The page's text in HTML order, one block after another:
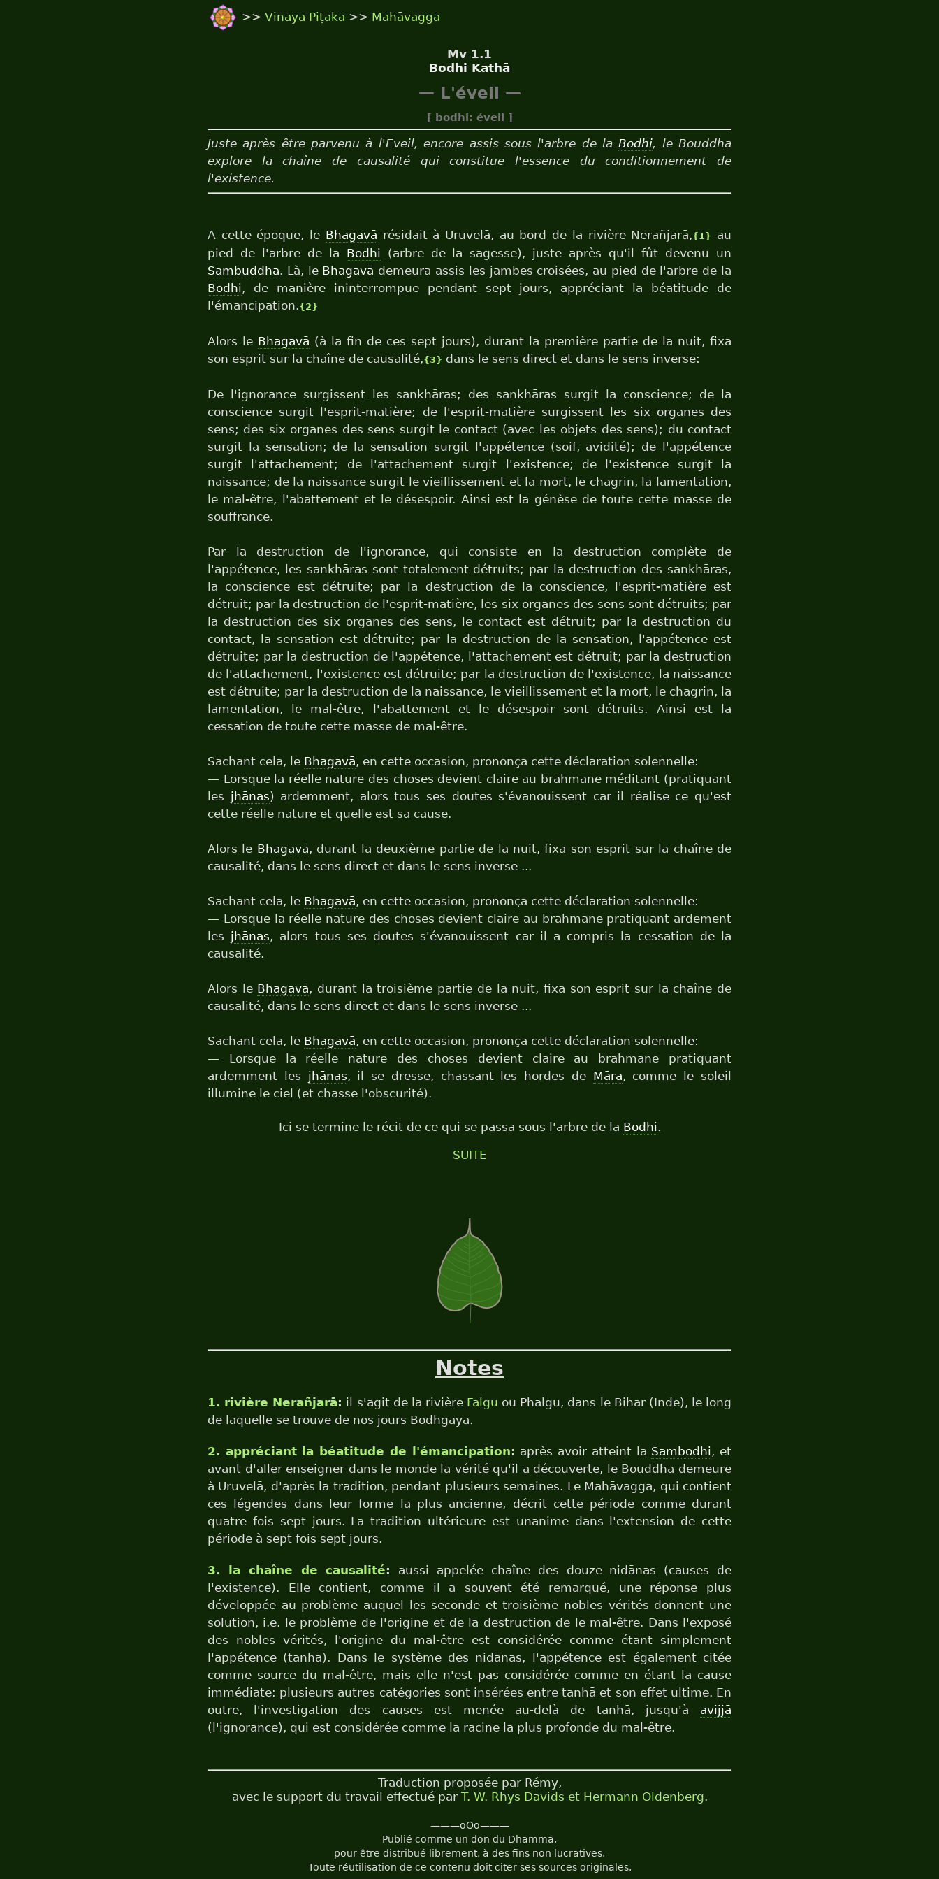
>> Vinaya Piṭaka >> Mahāvagga
Mv 1.1
Bodhi Kathā
— L'éveil —
[ bodhi: éveil ]
Juste après être parvenu à l'Eveil, encore assis sous l'arbre de laBodhi, le Bouddha
explore la chaîne de causalité qui constitue l'essence du conditionnement de
l'existence.
A cette époque, le Bhagavā résidait à Uruvelā, au bord de la rivière Nerañjarā,{1}
au
pied de l'arbre de la Bodhi (arbre de la sagesse), juste après qu'il fût devenu un
Sambuddha. Là, le Bhagavā demeura assis les jambes croisées, au pied de l'arbre de la
Bodhi, de manière ininterrompue pendant sept jours, appréciant la béatitude de
l'émancipation.{2}
Alors le Bhagavā (à la fin de ces sept jours), durant la première partie de la nuit, fixa
son esprit sur la chaîne de causalité,{3} dans le sens direct et dans le sens inverse:
De l'ignorance surgissent les sankhāras; des sankhāras surgit la conscience; de la
conscience surgit l'esprit-matière; de l'esprit-matière surgissent les six organes des
sens; des six organes des sens surgit le contact (avec les objets des sens); du contact
surgit la sensation; de la sensation surgit l'appétence (soif, avidité); de l'appétence
surgit l'attachement; de l'attachement surgit l'existence; de l'existence surgit la
naissance; de la naissance surgit le vieillissement et la mort, le chagrin, la lamentation,
le mal-être, l'abattement et le désespoir. Ainsi est la génèse de toute cette masse de
souffrance.
Par la destruction de l'ignorance, qui consiste en la destruction complète de
l'appétence, les sankhāras sont totalement détruits; par la destruction des sankhāras,
la conscience est détruite; par la destruction de la conscience, l'esprit-matière est
détruit; par la destruction de l'esprit-matière, les six organes des sens sont détruits; par
la destruction des six organes des sens, le contact est détruit; par la destruction du
contact, la sensation est détruite; par la destruction de la sensation, l'appétence est
détruite; par la destruction de l'appétence, l'attachement est détruit; par la destruction
de l'attachement, l'existence est détruite; par la destruction de l'existence, la naissance
est détruite; par la destruction de la naissance, le vieillissement et la mort, le chagrin, la
lamentation, le mal-être, l'abattement et le désespoir sont détruits. Ainsi est la
cessation de toute cette masse de mal-être.
Sachant cela, le Bhagavā, en cette occasion, prononça cette déclaration solennelle:
— Lorsque la réelle nature des choses devient claire au brahmane méditant (pratiquant
les jhānas) ardemment, alors tous ses doutes s'évanouissent car il réalise ce qu'est
cette réelle nature et quelle est sa cause.
Alors le Bhagavā, durant la deuxième partie de la nuit, fixa son esprit sur la chaîne de
causalité, dans le sens direct et dans le sens inverse ...
Sachant cela, le Bhagavā, en cette occasion, prononça cette déclaration solennelle:
— Lorsque la réelle nature des choses devient claire au brahmane pratiquant ardement
les jhānas, alors tous ses doutes s'évanouissent car il a compris la cessation de la
causalité.
Alors le Bhagavā, durant la troisième partie de la nuit, fixa son esprit sur la chaîne de
causalité, dans le sens direct et dans le sens inverse ...
Sachant cela, le Bhagavā, en cette occasion, prononça cette déclaration solennelle:
— Lorsque la réelle nature des choses devient claire au brahmane pratiquant
ardemment les jhānas, il se dresse, chassant les hordes de Māra, comme le soleil
illumine le ciel (et chasse l'obscurité).
Ici se termine le récit de ce qui se passa sous l'arbre de la Bodhi.
SUITE
Notes
1. rivière Nerañjarā: il s'agit de la rivière Falgu ou Phalgu, dans le Bihar (Inde), le long
de laquelle se trouve de nos jours Bodhgaya.
2. appréciant la béatitude de l'émancipation: après avoir atteint la Sambodhi, et
avant d'aller enseigner dans le monde la vérité qu'il a découverte, le Bouddha demeure
à Uruvelā, d'après la tradition, pendant plusieurs semaines. Le Mahāvagga, qui contient
ces légendes dans leur forme la plus ancienne, décrit cette période comme durant
quatre fois sept jours. La tradition ultérieure est unanime dans l'extension de cette
période à sept fois sept jours.
3. la chaîne de causalité:
aussi appelée chaîne des douze nidānas (causes de
l'existence). Elle contient, comme il a souvent été remarqué, une réponse plus
développée au problème auquel les seconde et troisième nobles vérités donnent une
solution, i.e. le problème de l'origine et de la destruction de le mal-être. Dans l'exposé
des nobles vérités, l'origine du mal-être est considérée comme étant simplement
l'appétence (tanhā). Dans le système des nidānas, l'appétence est également citée
comme source du mal-être, mais elle n'est pas considérée comme en étant la cause
immédiate: plusieurs autres catégories sont insérées entre tanhā et son effet ultime. En
outre, l'investigation des causes est menée au-delà de tanhā, jusqu'à avijjā
(l'ignorance), qui est considérée comme la racine la plus profonde du mal-être.
Traduction proposée par Rémy,
avec le support du travail effectué par T. W. Rhys Davids et Hermann Oldenberg.
———oOo———
Publié comme un don du Dhamma,
pour être distribué librement, à des fins non lucratives.
Toute réutilisation de ce contenu doit citer ses sources originales.